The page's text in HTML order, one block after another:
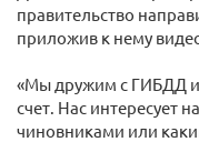
правительство
приложив к нему
«Мы дружим с ГИБДД и
счет. Нас
чиновниками или